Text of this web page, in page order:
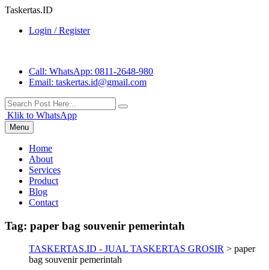
Taskertas.ID
Login / Register
Call: WhatsApp: 0811-2648-980
Email: taskertas.id@gmail.com
Klik to WhatsApp
Menu
Home
About
Services
Product
Blog
Contact
Tag: paper bag souvenir pemerintah
TASKERTAS.ID - JUAL TASKERTAS GROSIR > paper
bag souvenir pemerintah